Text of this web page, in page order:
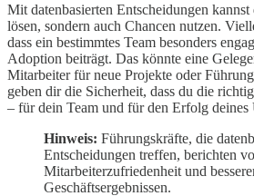
Mit datenbasierten Entscheidungen
lösen, sondern auch Chancen nutzen.
dass ein bestimmtes Team besonders
Adoption beiträgt. Das könnte eine
Mitarbeiter für neue Projekte oder
geben dir die Sicherheit, dass du die
– für dein Team und für den Erfolg deines
Hinweis: Führungskräfte, die
Entscheidungen treffen, berichten
Mitarbeiterzufriedenheit und
Geschäftsergebnissen.